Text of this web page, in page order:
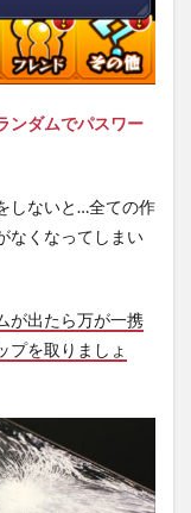
ンダムでパスワー
しないと…全ての作
なくなってしまい
が出たら万が一携
プを取りましょ